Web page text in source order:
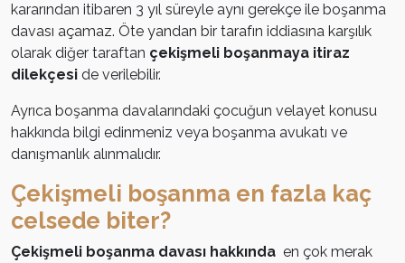
kararından itibaren 3 yıl süreyle aynı gerekçe ile boşanma
davası açamaz. Öte yandan bir tarafın iddiasına karşılık
olarak diğer taraftan çekişmeli boşanmaya itiraz
dilekçesi de verilebilir.
Ayrıca boşanma davalarındaki çocuğun velayet konusu
hakkında bilgi edinmeniz veya boşanma avukatı ve
danışmanlık alınmalıdır.
Çekişmeli boşanma en fazla kaç
celsede biter?
Çekişmeli boşanma davası hakkında en çok merak